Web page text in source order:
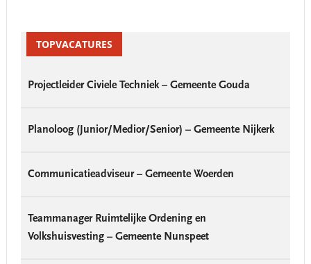
SidebarTOPVACATURES
Projectleider Civiele Techniek – Gemeente Gouda
Planoloog (Junior/Medior/Senior) – Gemeente Nijkerk
Communicatieadviseur – Gemeente Woerden
Teammanager Ruimtelijke Ordening en
Volkshuisvesting – Gemeente Nunspeet